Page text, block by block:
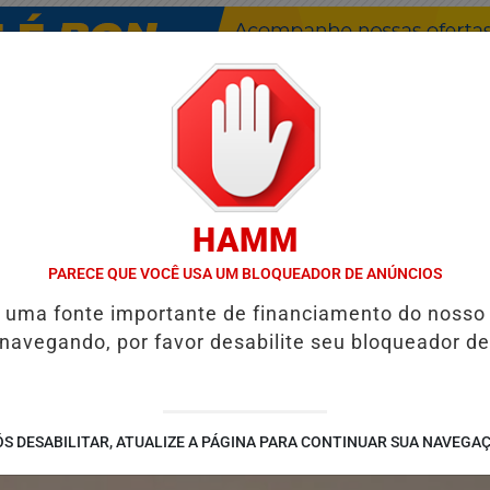
/ GUIA COMERCIAL / NOTÍCIAS / FUTEBOL /
GOVERNO DE GOIÁS ENTREGA 60 CASAS A CUSTO ZERO
HAMM
PARECE QUE VOCÊ USA UM BLOQUEADOR DE ANÚNCIOS
fonte importante de financiamento do nosso
por favor desabilite seu bloqueador
DESABILITAR, ATUALIZE A PÁGINA PARA CONTINUAR SUA